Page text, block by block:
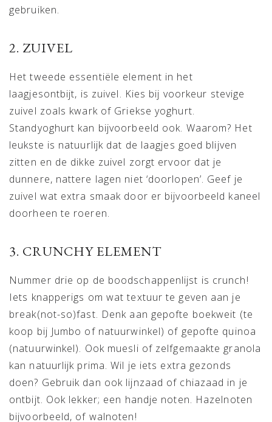
gebruiken.
2. ZUIVEL
Het tweede essentiële element in het
laagjesontbijt, is zuivel. Kies bij voorkeur stevige
zuivel zoals kwark of Griekse yoghurt.
Standyoghurt kan bijvoorbeeld ook. Waarom? Het
leukste is natuurlijk dat de laagjes goed blijven
zitten en de dikke zuivel zorgt ervoor dat je
dunnere, nattere lagen niet ‘doorlopen’. Geef je
zuivel wat extra smaak door er bijvoorbeeld kaneel
doorheen te roeren.
3. CRUNCHY ELEMENT
Nummer drie op de boodschappenlijst is crunch!
Iets knapperigs om wat textuur te geven aan je
break(not-so)fast. Denk aan gepofte boekweit (te
koop bij Jumbo of natuurwinkel) of gepofte quinoa
(natuurwinkel). Ook muesli of zelfgemaakte granola
kan natuurlijk prima. Wil je iets extra gezonds
doen? Gebruik dan ook lijnzaad of chiazaad in je
ontbijt. Ook lekker; een handje noten. Hazelnoten
bijvoorbeeld, of walnoten!